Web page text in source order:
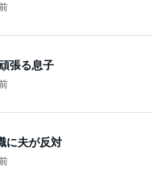
張る息子
に夫が反対